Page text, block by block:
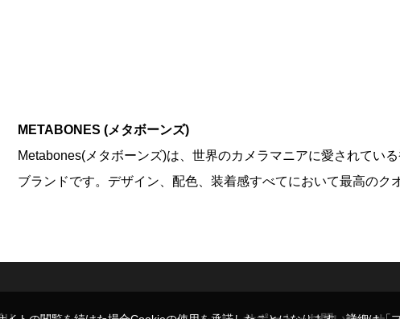
METABONES (メタボーンズ)
Metabones(メタボーンズ)は、世界のカメラマニアに愛されてい
ブランドです。デザイン、配色、装着感すべてにおいて最高のク